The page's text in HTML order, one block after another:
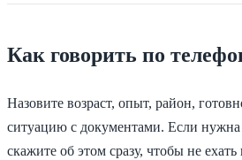
Как говорить по
Назовите возраст, опыт, район,
ситуацию с документами. Если нужна
скажите об этом сразу, чтобы не